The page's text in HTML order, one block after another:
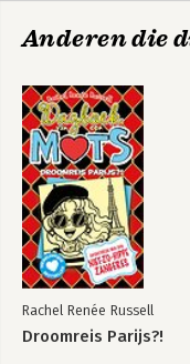
Anderen die
Rachel Renée Russell
Droomreis Parijs?!